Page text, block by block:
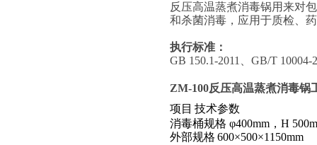
反压高温蒸煮消毒锅用来对
和杀菌消毒，应用于质检、
执行标准：
GB 150.1-2011、GB/T
ZM-100反压高温蒸煮消毒锅
项目 技术参数
消毒桶规格 φ400mm ， H
外部规格 600×500×1150mm